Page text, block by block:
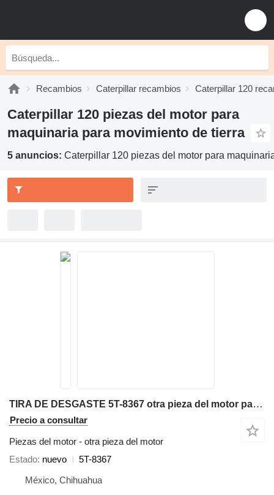
Recambios Caterpillar recambios Caterpillar 120
Caterpillar 120 piezas del motor para
maquinaria para movimiento de tierra
5 anuncios: Caterpillar 120 piezas del motor para
TIRA DE DESGASTE 5T-8367 otra pieza del motor para Caterpillar 120H, 120H, 140H, 143H, 12G, 120G, motoniveladora
Precio a consultar
Piezas del motor - otra pieza del motor
Estado nuevo
5T-8367
México, Chihuahua